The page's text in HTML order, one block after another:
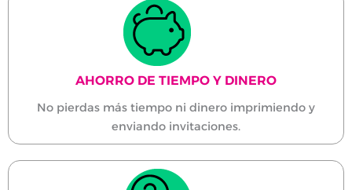
AHORRO DE TIEMPO Y DINERO
No pierdas más tiempo ni dinero imprimiendo y
enviando invitaciones.